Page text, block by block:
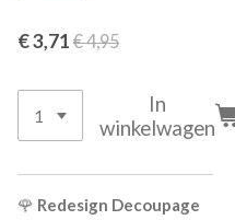
€ 3,71 € 4,95
In
winkelwagen
🌹 Redesign Decoupage